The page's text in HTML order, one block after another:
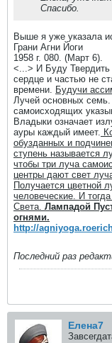
Спасибо.
Выше я уже указала
Грани Агни Йоги
1958 г. 080. (Март 6).
<...> И Буду Твердить
сердце и частью не
времени. Будучи
Лучей основных семь.
самоисходящих
Владыки означает
ауры каждый имеет.
обузданных и
ступень называется
чтобы три луча
центры дают свет
Получается цветной
человеческие. И
Света. Лампадой
огнями.
http://
Последний раз
Елена7